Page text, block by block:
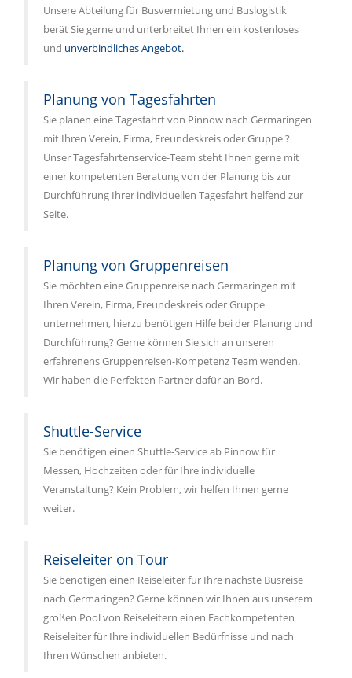
Unsere Abteilung für Busvermietung und Buslogistik
berät Sie gerne und unterbreitet Ihnen ein kostenloses
und unverbindliches Angebot.
Planung von Tagesfahrten
Sie planen eine Tagesfahrt von Pinnow nach Germaringen
mit Ihren Verein, Firma, Freundeskreis oder Gruppe ?
Unser Tagesfahrtenservice-Team steht Ihnen gerne mit
einer kompetenten Beratung von der Planung bis zur
Durchführung Ihrer individuellen Tagesfahrt helfend zur
Seite.
Planung von Gruppenreisen
Sie möchten eine Gruppenreise nach Germaringen mit
Ihren Verein, Firma, Freundeskreis oder Gruppe
unternehmen, hierzu benötigen Hilfe bei der Planung und
Durchführung? Gerne können Sie sich an unseren
erfahrenens Gruppenreisen-Kompetenz Team wenden.
Wir haben die Perfekten Partner dafür an Bord.
Shuttle-Service
Sie benötigen einen Shuttle-Service ab Pinnow für
Messen, Hochzeiten oder für Ihre individuelle
Veranstaltung? Kein Problem, wir helfen Ihnen gerne
weiter.
Reiseleiter on Tour
Sie benötigen einen Reiseleiter für Ihre nächste Busreise
nach Germaringen? Gerne können wir Ihnen aus unserem
großen Pool von Reiseleitern einen Fachkompetenten
Reiseleiter für Ihre individuellen Bedürfnisse und nach
Ihren Wünschen anbieten.